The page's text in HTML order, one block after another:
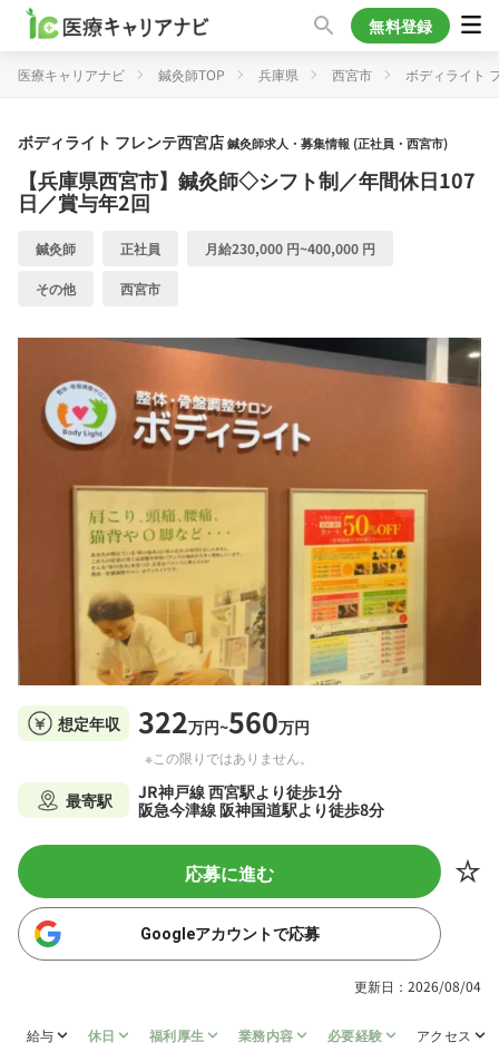
無料登録
医療キャリアナビ 鍼灸師TOP 兵庫県 西宮市 ボディライト
ボディライト フレンテ西宮店鍼灸師求人・募集情報 (正社員・西宮市)
【兵庫県西宮市】鍼灸師◇シフト制／年間休日107
日／賞与年2回
鍼灸師 正社員 月給230,000 円~400,000 円
その他 西宮市
想定年収 322万円~560万円
※この限りではありません。
最寄駅
JR神戸線 西宮駅より徒歩1分
阪急今津線 阪神国道駅より徒歩8分
応募に進む
Googleアカウントで応募
更新日：2026/08/04
給与 休日 福利厚生 業務内容 必要経験 アクセス